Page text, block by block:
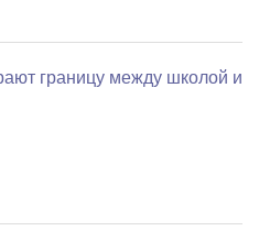
границу между школой и